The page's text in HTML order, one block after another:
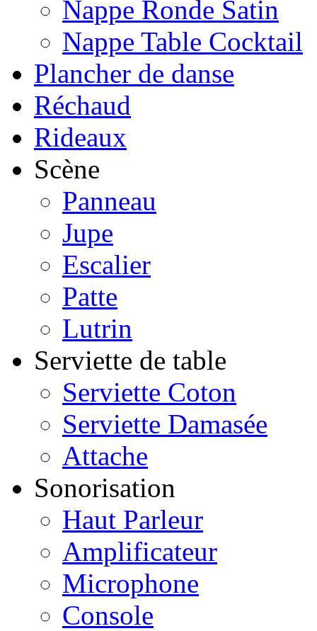
Nappe Ronde Satin
Nappe Table Cocktail
Plancher de danse
Réchaud
Rideaux
Scène
Panneau
Jupe
Escalier
Patte
Lutrin
Serviette de table
Serviette Coton
Serviette Damasée
Attache
Sonorisation
Haut Parleur
Amplificateur
Microphone
Console